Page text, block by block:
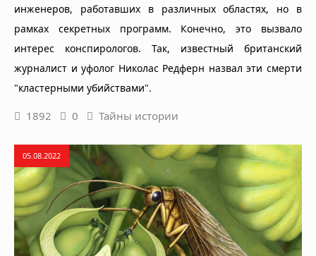
инженеров, работавших в различных областях, но в
рамках секретных программ. Конечно, это вызвало
интерес конспирологов. Так, известный британский
журналист и уфолог Николас Редферн назвал эти смерти
"кластерными убийствами".
1892 0 Тайны истории
05.08.2022